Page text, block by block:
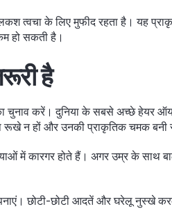
त्वचा के लिए मुफीद रहता है। यह
हो सकती है।
है
चुनाव करें। दुनिया के सबसे अच्छे हेयर
रूखे न हों और उनकी प्राकृतिक चमक बनी
कारगर होते हैं। अगर उम्र के साथ बालों
छोटी-छोटी आदतें और घरेलू